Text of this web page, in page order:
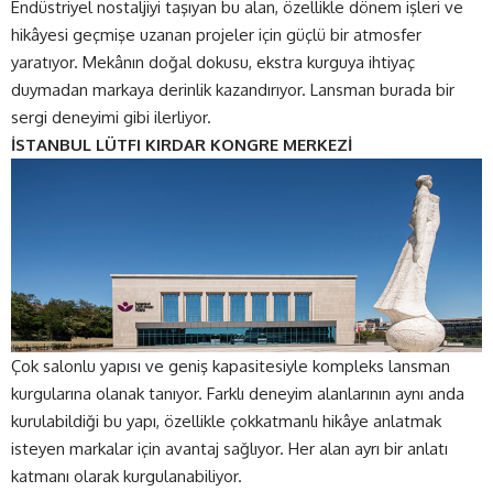
Endüstriyel nostaljiyi taşıyan bu alan, özellikle dönem işleri ve
hikâyesi geçmişe uzanan projeler için güçlü bir atmosfer
yaratıyor. Mekânın doğal dokusu, ekstra kurguya ihtiyaç
duymadan markaya derinlik kazandırıyor. Lansman burada bir
sergi deneyimi gibi ilerliyor.
İSTANBUL LÜTFI KIRDAR KONGRE MERKEZİ
Çok salonlu yapısı ve geniş kapasitesiyle kompleks lansman
kurgularına olanak tanıyor. Farklı deneyim alanlarının aynı anda
kurulabildiği bu yapı, özellikle çokkatmanlı hikâye anlatmak
isteyen markalar için avantaj sağlıyor. Her alan ayrı bir anlatı
katmanı olarak kurgulanabiliyor.